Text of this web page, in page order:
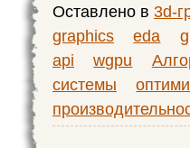
Оставлено в 3d-
graphics
eda
api
wgpu
системы